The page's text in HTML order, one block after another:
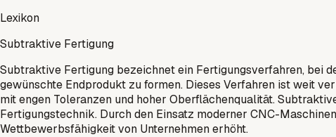
Lexikon
Subtraktive Fertigung
Subtraktive Fertigung bezeichnet ein Fertigungsverfahren, bei
gewünschte Endprodukt zu formen. Dieses Verfahren ist weit
mit engen Toleranzen und hoher Oberflächenqualität.
Fertigungstechnik. Durch den Einsatz moderner CNC-
Wettbewerbsfähigkeit von Unternehmen erhöht.